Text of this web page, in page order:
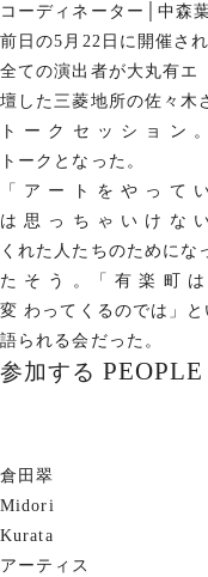
コーディネーター│中森
前日の5月22日に開催さ
全ての演出者が大丸有エ
壇した三菱地所の佐々
ト ー ク セ ッ シ ョ ン
トークとなった。
「 ア ー ト を や っ て
は 思 っ ち ゃ い け な
くれた人たちのために
た そ う 。「 有 楽 町
変 わってくるのでは」
語られる会だった。
参加する PEOPLE
倉田翠
Midori
Kurata
アーティス